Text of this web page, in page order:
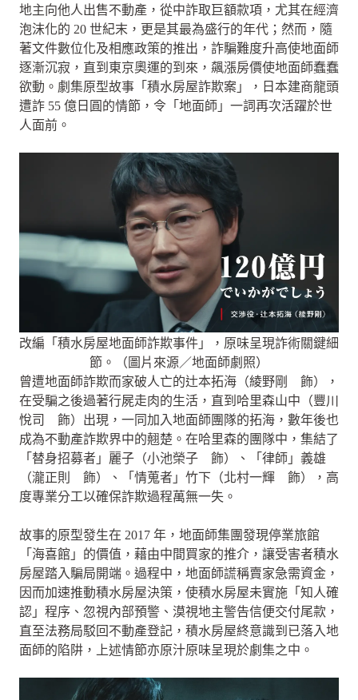
地主向他人出售不動產，從中詐取巨額款項，尤其在經濟
泡沫化的 20 世紀末，更是其最為盛行的年代；然而，隨
著文件數位化及相應政策的推出，詐騙難度升高使地面師
逐漸沉寂，直到東京奧運的到來，飆漲房價使地面師蠢蠢
欲動。劇集原型故事「積水房屋詐欺案」，日本建商龍頭
遭詐 55 億日圓的情節，令「地面師」一詞再次活躍於世
人面前。
改編「積水房屋地面師詐欺事件」，原味呈現詐術關鍵細
節。（圖片來源／地面師劇照）
曾遭地面師詐欺而家破人亡的辻本拓海（綾野剛 飾），
在受騙之後過著行屍走肉的生活，直到哈里森山中（豐川
悅司 飾）出現，一同加入地面師團隊的拓海，數年後也
成為不動產詐欺界中的翹楚。在哈里森的團隊中，集結了
「替身招募者」麗子（小池榮子 飾）、「律師」義雄
（瀧正則 飾）、「情蒐者」竹下（北村一輝 飾），高
度專業分工以確保詐欺過程萬無一失。
故事的原型發生在 2017 年，地面師集團發現停業旅館
「海喜館」的價值，藉由中間買家的推介，讓受害者積水
房屋踏入騙局開端。過程中，地面師謊稱賣家急需資金，
因而加速推動積水房屋決策，使積水房屋未實施「知人確
認」程序、忽視內部預警、漠視地主警告信便交付尾款，
直至法務局駁回不動產登記，積水房屋終意識到已落入地
面師的陷阱，上述情節亦原汁原味呈現於劇集之中。